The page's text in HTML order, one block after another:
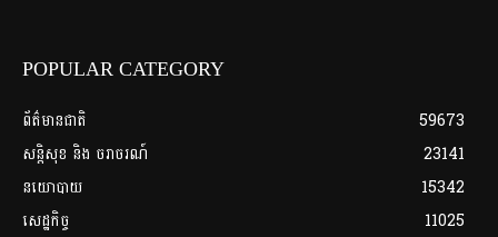
POPULAR CATEGORY
ព័ត៌មានជាតិ
59673
សន្តិសុខ និង ចរាចរណ៍
23141
នយោបាយ
15342
សេដ្ឋកិច្ច
11025